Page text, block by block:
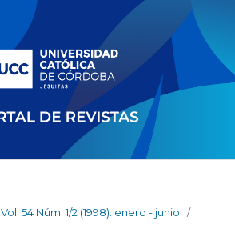
Vol. 54 Núm. 1/2 (1998): enero - junio
/